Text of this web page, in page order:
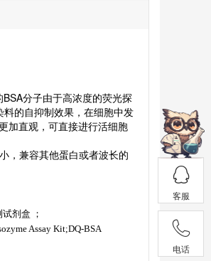
分子由于高浓度的荧光探
的自抑制效果，在细胞中发
加直观，可直接进行活细胞
，兼容其他蛋白或者波长的
试剂盒
；
Assay Kit;DQ-BSA
客服
电话